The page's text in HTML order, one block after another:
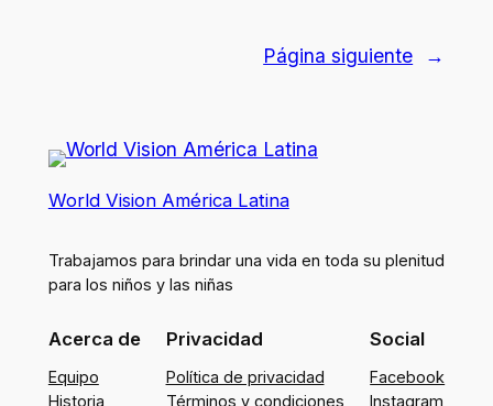
Página siguiente →
World Vision América Latina
Trabajamos para brindar una vida en toda su plenitud
para los niños y las niñas
Acerca de
Equipo
Historia
Privacidad
Política de privacidad
Términos y condiciones
Social
Facebook
Instagram